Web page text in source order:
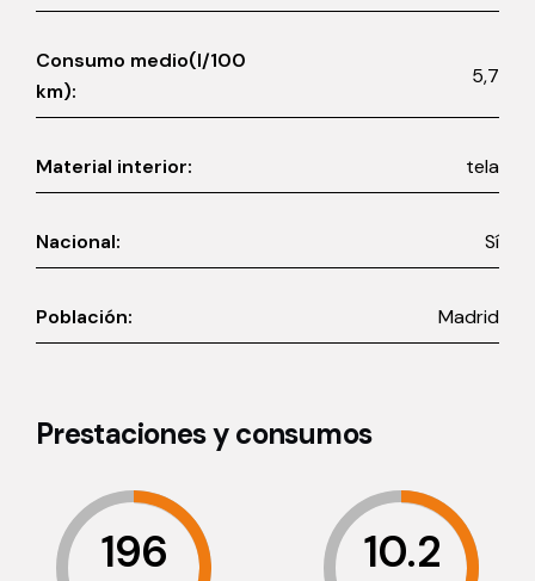
Consumo medio(l/100
km):
5,7
Material interior: tela
Nacional: Sí
Población: Madrid
Prestaciones y consumos
196 10.2